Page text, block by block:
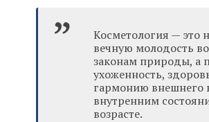
Косметология — это
вечную молодость
законам природы, а
ухоженность,
гармонию внешнего
внутренним
возрасте.